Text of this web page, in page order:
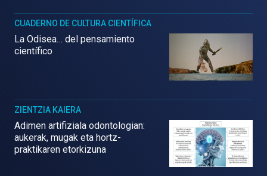
CUADERNO DE CULTURA CIENTÍFICA
La Odisea… del pensamiento
científico
ZIENTZIA KAIERA
Adimen artifiziala odontologian:
aukerak, mugak eta hortz-
praktikaren etorkizuna